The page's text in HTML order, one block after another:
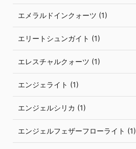
エメラルドインクォーツ (1)
エリートシュンガイト (1)
エレスチャルクォーツ (1)
エンジェライト (1)
エンジェルシリカ (1)
エンジェルフェザーフローライト (1)